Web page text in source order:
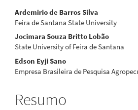
Conteúdo
do
artigo
principal
Ardemirio de Barros Silva
Feira de Santana State University
Jocimara Souza Britto Lobão
State University of Feira de Santana
Edson Eyji Sano
Empresa Brasileira de Pesquisa
Resumo